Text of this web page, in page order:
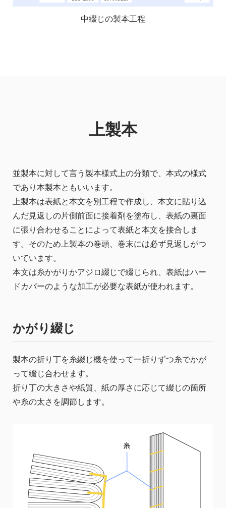
中綴じの製本工程
上製本
並製本に対して言う製本様式上の分類で、本式の様式
であり本製本ともいいます。
上製本は表紙と本文を別工程で作成し、本文に貼り込
んだ見返しの片側前面に接着剤を塗布し、表紙の裏面
に張り合わせることによって表紙と本文を接合しま
す。そのため上製本の巻頭、巻末には必ず見返しがつ
いています。
本文は糸かがりかアジロ綴じで綴じられ、表紙はハー
ドカバーのような加工が必要な表紙が使われます。
かがり綴じ
製本の折り丁を糸綴じ機を使って一折りずつ糸でかが
って綴じ合わせます。
折り丁の大きさや紙質、紙の厚さに応じて綴じの箇所
や糸の太さを調節します。